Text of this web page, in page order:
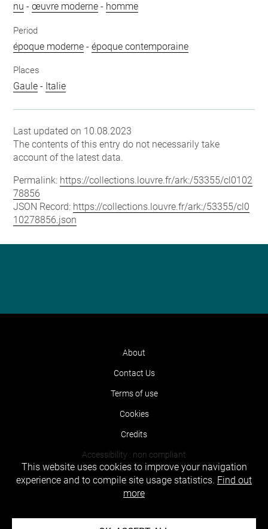
nu -œuvre moderne - homme
Period
époque moderne -époque contemporaine
Places
Gaule - Italie
Last updated on 10.08.2023
The contents of this entry do not necessarily take
account of the latest data.
Permalink: https://collections.louvre.fr/ark:/53355/cl0102
78856
JSON Record: https://collections.louvre.fr/ark:/53355/cl0
10278856.json
About
Contact Us
Terms of use
Cookies
Credits
Accessibility : non compliant
This website uses cookies to improve your navigation
experience and to compile site usage statistics. Find out
more